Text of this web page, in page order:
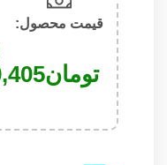
قیمت محصول:​
تومان